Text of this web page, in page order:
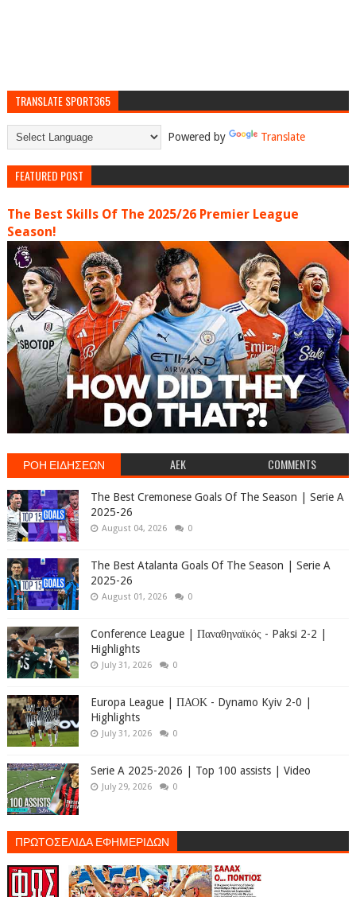
TRANSLATE SPORT365
Powered by Translate
FEATURED POST
The Best Skills Of The 2025/26 Premier League
Season!
ΡΟΗ ΕΙΔΗΣΕΩΝ AEK COMMENTS
The Best Cremonese Goals Of The Season | Serie A
2025-26
August 04, 2026 0
The Best Atalanta Goals Of The Season | Serie A
2025-26
August 01, 2026 0
Conference League | Παναθηναϊκός - Paksi 2-2 |
Highlights
July 31, 2026 0
Europa League | ΠΑΟΚ - Dynamo Kyiv 2-0 |
Highlights
July 31, 2026 0
Serie A 2025-2026 | Top 100 assists | Video
July 29, 2026 0
ΠΡΩΤΟΣΕΛΙΔΑ ΕΦΗΜΕΡΙΔΩΝ